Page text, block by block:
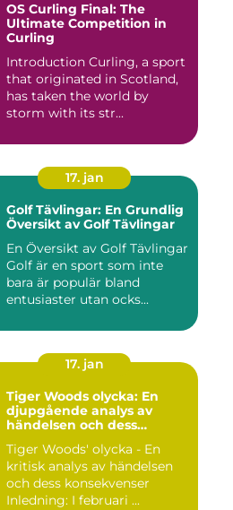
OS Curling Final: The
Ultimate Competition in
Curling
Introduction Curling, a sport
that originated in Scotland,
has taken the world by
storm with its str...
17. jan
Golf Tävlingar: En Grundlig
Översikt av Golf Tävlingar
En Översikt av Golf Tävlingar
Golf är en sport som inte
bara är populär bland
entusiaster utan ocks...
17. jan
Tiger Woods olycka: En
djupgående analys av
händelsen och dess
Tiger Woods' olycka - En
kritisk analys av händelsen
och dess konsekvenser
Inledning: I februari ...